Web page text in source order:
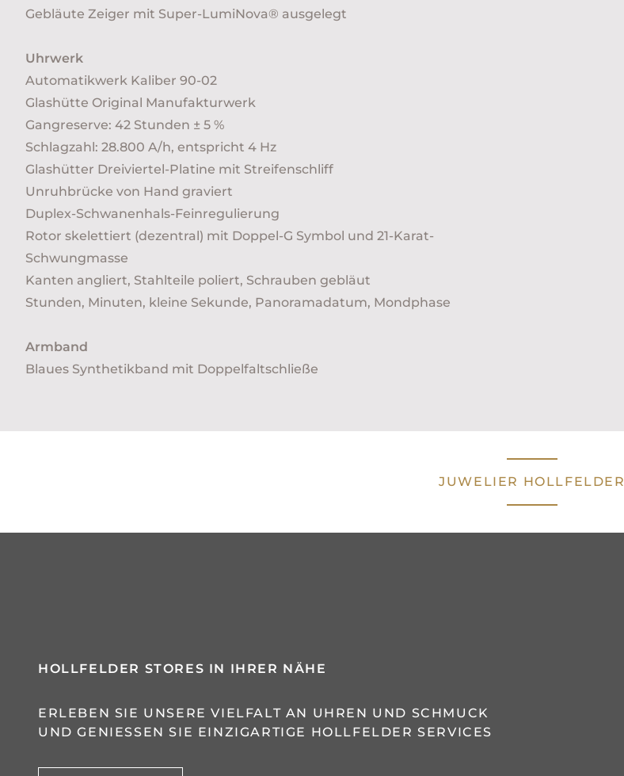
Gebläute Zeiger mit Super-LumiNova® ausgelegt
Uhrwerk
Automatikwerk Kaliber 90-02
Glashütte Original Manufakturwerk
Gangreserve: 42 Stunden ± 5 %
Schlagzahl: 28.800 A/h, entspricht 4 Hz
Glashütter Dreiviertel-Platine mit Streifenschliff
Unruhbrücke von Hand graviert
Duplex-Schwanenhals-Feinregulierung
Rotor skelettiert (dezentral) mit Doppel-G Symbol und 21-Karat-
Schwungmasse
Kanten angliert, Stahlteile poliert, Schrauben gebläut
Stunden, Minuten, kleine Sekunde, Panoramadatum, Mondphase
Armband
Blaues Synthetikband mit Doppelfaltschließe
JUWELIER HOLLFELDER
HOLLFELDER STORES IN IHRER NÄHE
ERLEBEN SIE UNSERE VIELFALT AN UHREN UND SCHMUCK
UND GENIESSEN SIE EINZIGARTIGE HOLLFELDER SERVICES